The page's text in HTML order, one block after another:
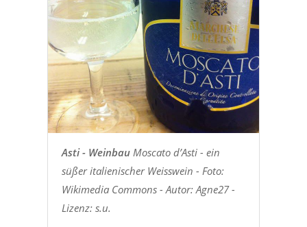
Asti - WeinbauMoscato d’Asti - ein
süßer italienischer Weisswein - Foto:
Wikimedia Commons - Autor: Agne27 -
Lizenz: s.u.